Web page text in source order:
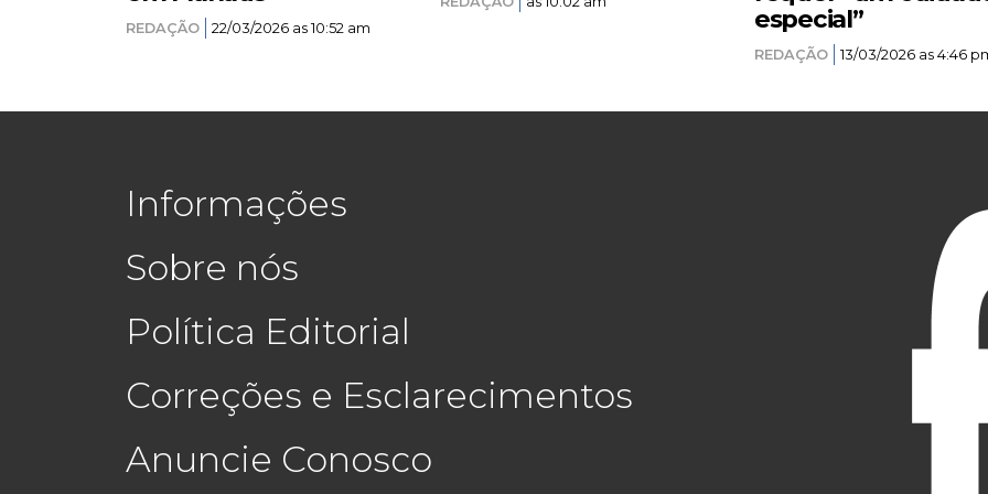
REDAÇÃO 22/03/2026 as 10:52 am
especial”
REDAÇÃO 13/03/2026 as 4:46
Informações
Sobre nós
Política Editorial
Correções e Esclarecimentos
Anuncie Conosco